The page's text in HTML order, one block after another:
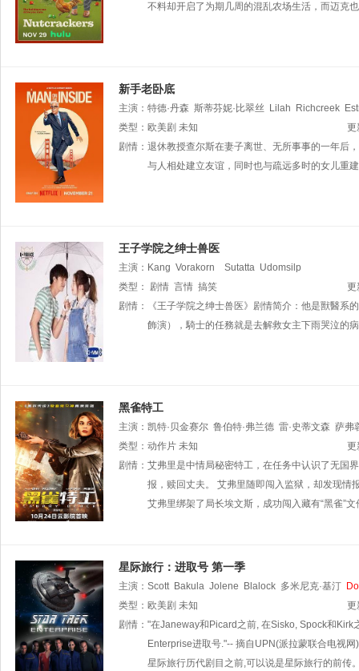
不料却开启了为期几周的混乱农场生活，而迈克
新手老卧底
主演： 特德·丹森 斯蒂芬妮·比翠丝 Lilah Richcreek
克勒 小吉米·沃克
类型： 欧美剧 未知
更
剧情： 退休教授查尔斯在妻子离世、无所事事的一年后
与人相处建立友谊，同时也与疏远多时的女儿重
王子学院之绅士兽医
主演： Kang Vorakorn Sutatta Udomsilp
类型：
剧情 言情 搞笑
更
剧情：
《王子学院之绅士兽医》剧情简介：他是獸醫
飾演），騎士的任務就是去解救女主下雨哭泣的
黑雀特工
主演： 凯特·贝金赛尔 鲁伯特·弗兰德 雷·史蒂文森 萨弗
昌义 Romina Tonkovic
Pecenjev 杰夫·米尔扎
类型： 动作片 未知
更
剧情： 艾弗里是中情局秘密特工，在任务中认识了无国
报，赎回丈夫。 艾弗里随即闯入监狱，却发现情
艾弗里绑架了局长埃文斯，成功闯入藏有“黑雀”
星际旅行：进取号 第一季
主演： Scott Bakula Jolene Blalock 多米尼克·基汀
类型： 欧美剧 未知
更
剧情： "在Janeway和Picard之前, 在Sisko, Spock和Kirk
Enterprise进取号."-- 摘自UPN(派拉蒙联合电视
星际旅行历代剧目之前,可以说是星际旅行的前传